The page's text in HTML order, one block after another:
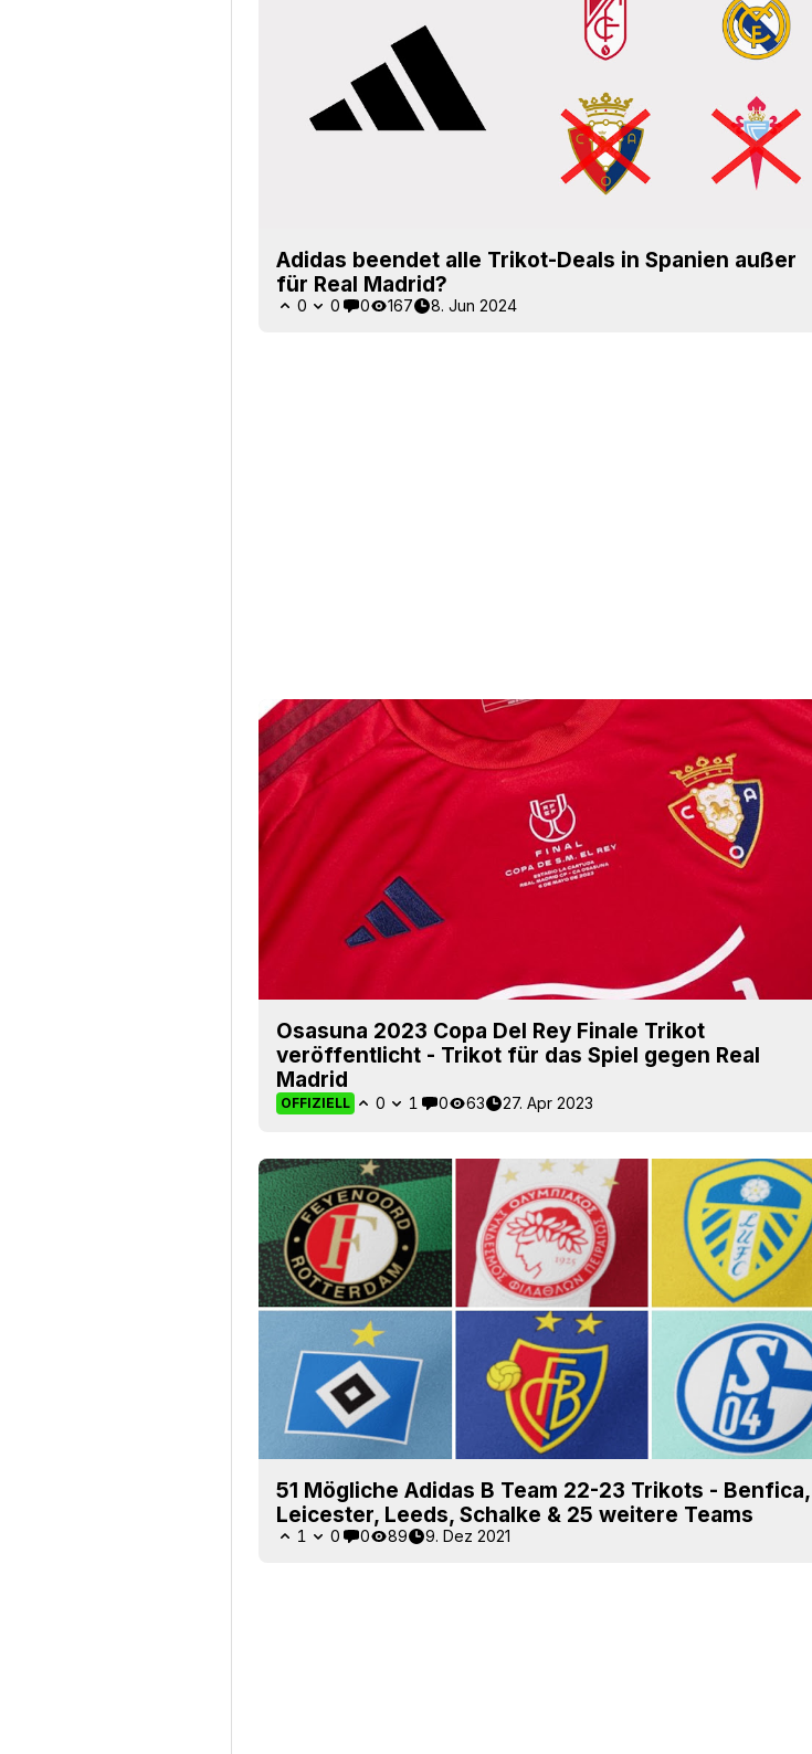
Adidas beendet alle Trikot-Deals in Spanien außer
für Real Madrid?
0 0 0 167 8. Jun 2024
Osasuna 2023 Copa Del Rey Finale Trikot
veröffentlicht - Trikot für das Spiel gegen Real
Madrid
OFFIZIELL 0 1 0 63 27. Apr 2023
51 Mögliche Adidas B Team 22-23 Trikots - Benfica,
Leicester, Leeds, Schalke & 25 weitere Teams
1 0 0 89 9. Dez 2021